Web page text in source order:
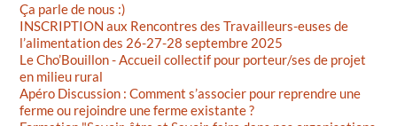
Ça parle de nous :)
INSCRIPTION aux Rencontres des Travailleurs-euses de
l’alimentation des 26-27-28 septembre 2025
Le Cho’Bouillon - Accueil collectif pour porteur/ses de projet
en milieu rural
Apéro Discussion : Comment s’associer pour reprendre une
ferme ou rejoindre une ferme existante ?